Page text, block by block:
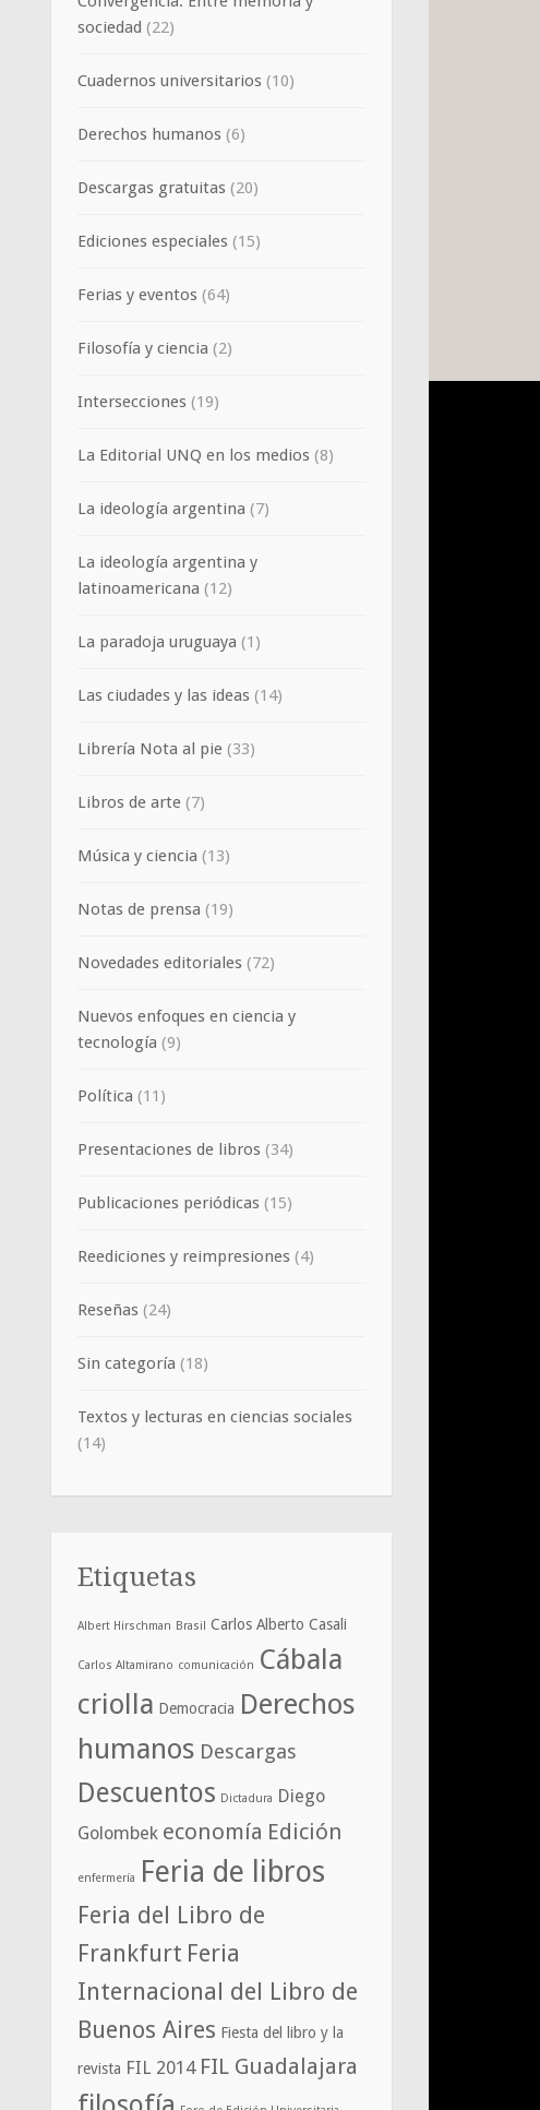
sociedad (22)
Cuadernos universitarios (10)
Derechos humanos (6)
Descargas gratuitas (20)
Ediciones especiales (15)
Ferias y eventos (64)
Filosofía y ciencia (2)
Intersecciones (19)
La Editorial UNQ en los medios (8)
La ideología argentina (7)
La ideología argentina y
latinoamericana (12)
La paradoja uruguaya (1)
Las ciudades y las ideas (14)
Librería Nota al pie (33)
Libros de arte (7)
Música y ciencia (13)
Notas de prensa (19)
Novedades editoriales (72)
Nuevos enfoques en ciencia y
tecnología (9)
Política (11)
Presentaciones de libros (34)
Publicaciones periódicas (15)
Reediciones y reimpresiones (4)
Reseñas (24)
Sin categoría (18)
Textos y lecturas en ciencias sociales
(14)
Etiquetas
Albert Hirschman Brasil Carlos Alberto Casali
Carlos Altamirano comunicación Cábala
criolla Democracia Derechos
humanos Descargas
Descuentos Dictadura Diego
Golombek economía Edición
enfermería Feria de libros
Feria del Libro de
Frankfurt Feria
Internacional del Libro de
Buenos Aires Fiesta del libro y la
revista FIL 2014 FIL Guadalajara